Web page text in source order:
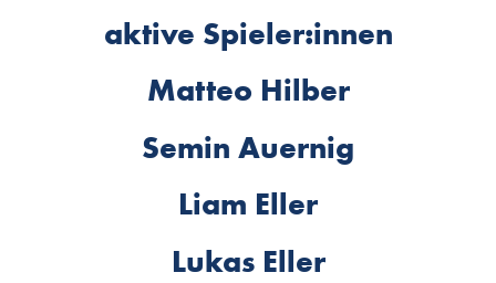
aktive Spieler:innen
Matteo Hilber
Semin Auernig
Liam Eller
Lukas Eller